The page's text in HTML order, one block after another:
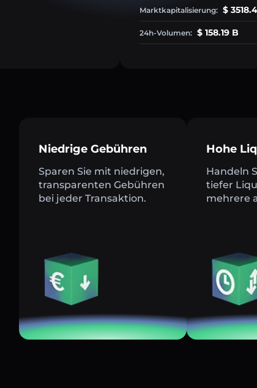
Marktkapitalisierung: $
24h-Volumen: $ 158.19 B
Niedrige Gebühren
Sparen Sie mit niedrigen,
transparenten Gebühren
bei jeder Transaktion.
Hohe
Handeln
tiefer
mehrere